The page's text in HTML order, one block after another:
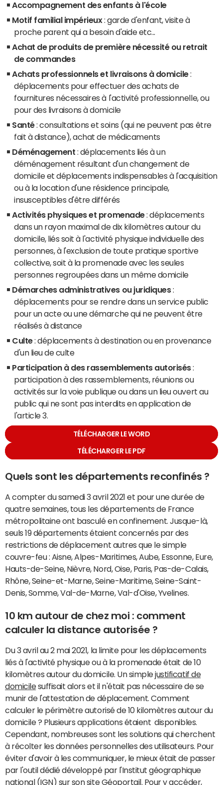
Accompagnement des enfants à l'école
Motif familial impérieux: garde d'enfant, visite à
proche parent qui a besoin d'aide etc...
Achat de produits de première nécessité ou retrait
de commandes
Achats professionnels et livraisons à domicile:
déplacements pour effectuer des achats de
fournitures nécessaires à l'activité professionnelle, ou
pour des livraisons à domicile
Santé: consultations et soins (qui ne peuvent pas être
fait à distance), achat de médicaments
Déménagement : déplacements liés à un
déménagement résultant d'un changement de
domicile et déplacements indispensables à l'acquisition
ou à la location d'une résidence principale,
insusceptibles d'être différés
Activités physiques et promenade: déplacements
dans un rayon maximal de dix kilomètres autour du
domicile, liés soit à l'activité physique individuelle des
personnes, à l'exclusion de toute pratique sportive
collective, soit à la promenade avec les seules
personnes regroupées dans un même domicile
Démarches administratives ou juridiques:
déplacements pour se rendre dans un service public
pour un acte ou une démarche qui ne peuvent être
réalisés à distance
Culte: déplacements à destination ou en provenance
d'un lieu de culte
Participation à des rassemblements autorisés:
participation à des rassemblements, réunions ou
activités sur la voie publique ou dans un lieu ouvert au
public qui ne sont pas interdits en application de
l'article 3.
TÉLÉCHARGER LE WORD
TÉLÉCHARGER LE PDF
Quels sont les départements reconfinés ?
A compter du samedi 3 avril 2021 et pour une durée de
quatre semaines, tous les départements de France
métropolitaine ont basculé en confinement. Jusque-là,
seuls 19 départements étaient concernés par des
restrictions de déplacement autres que le simple
couvre-feu : Aisne, Alpes-Maritimes, Aube, Essonne, Eure,
Hauts-de-Seine, Nièvre, Nord, Oise, Paris, Pas-de-Calais,
Rhône, Seine-et-Marne, Seine-Maritime, Seine-Saint-
Denis, Somme, Val-de-Marne, Val-d'Oise, Yvelines.
10 km autour de chez moi : comment
calculer la distance autorisée ?
Du 3 avril au 2 mai 2021, la limite pour les déplacements
liés à l'activité physique ou à la promenade était de 10
kilomètres autour du domicile. Un simplejustificatif de
domicilesuffisait alors et il n'était pas nécessaire de se
munir de l'attestation de déplacement. Comment
calculer le périmètre autorisé de 10 kilomètres autour du
domicile ? Plusieurs applications étaient disponibles.
Cependant, nombreuses sont les solutions qui cherchent
à récolter les données personnelles des utilisateurs. Pour
éviter d'avoir à les communiquer, le mieux était de passer
par l'outil dédié développé par l'Institut géographique
national (IGN) sur son site Géoportail. Pour y accéder,